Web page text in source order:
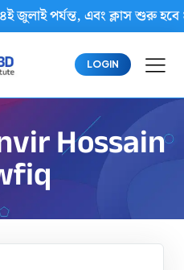
জুলাই পর্যন্ত, এবং ক্লাস শুরু
LOGIN
Hossain